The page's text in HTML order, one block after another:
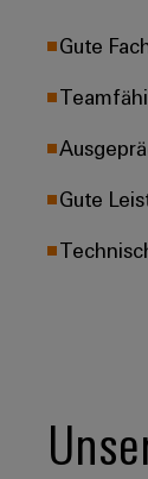
Gute
Gute